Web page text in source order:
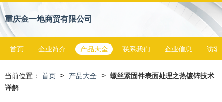
重庆金一地商贸有限公司
首页 企业简介 产品大全 联系我们 企业信息 访客
当前位置： 首页 > 产品大全 > 螺丝紧固件表面处理之热镀锌技术
详解